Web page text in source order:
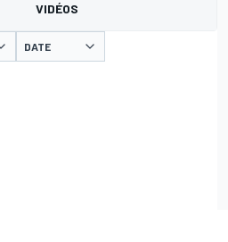
VIDÉOS
DATE